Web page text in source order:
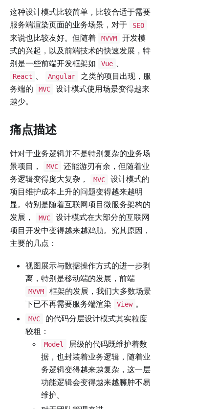
这种设计模式比较简单，比较合适于需要
服务端渲染页面的业务场景，对于
SEO
来说也比较友好。但随着 MVVM
开发模
式的兴起，以及前端技术的快速发展，特
别是一些前端开发框架如
Vue
React Angular
之类的项目出现，服
务端的
MVC
设计模式使用场景变得越来
越少。
痛点描述
针对于业务逻辑并不是特别复杂的业务场
景项目，
MVC
还能游刃有余，但随着业
务逻辑变得庞大复杂，
MVC
设计模式的
项目维护成本上升的问题变得越来越明
显。特别是随着互联网项目微服务架构的
发展，
MVC
设计模式在大部分的互联网
项目开发中变得越来越鸡肋。究其原因，
主要的几点：
视图展示与数据操作方式的进一步剥
离，特别是移动端的发展，前端
MVVM
框架的发展，我们大多数场景
下已不再需要服务端渲染
View 。
MVC
的代码分层设计模式其实粒度
较粗：
Model
层级的代码既维护着数
据，也封装着业务逻辑，随着业
务逻辑变得越来越复杂，这一层
功能逻辑会变得越来越臃肿不易
维护。